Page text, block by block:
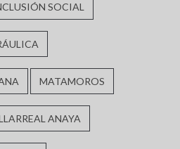
SOCIAL
MATAMOROS
ANAYA